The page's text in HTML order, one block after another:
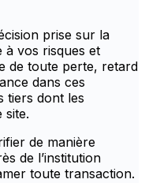
prise sur la
à vos risques et
de toute perte, retard
dans ces
tiers dont les
site.
de manière
de l’institution
toute transaction.